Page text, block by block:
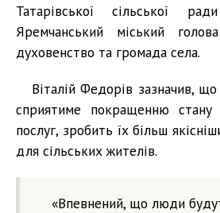
Татарівської сільської
Яремчанський міський
духовенство та громада села.
Віталій Федорів зазначив,
сприятиме покращенню стану
послуг, зробить їх більш
для сільських жителів.
«Впевнений, що люди